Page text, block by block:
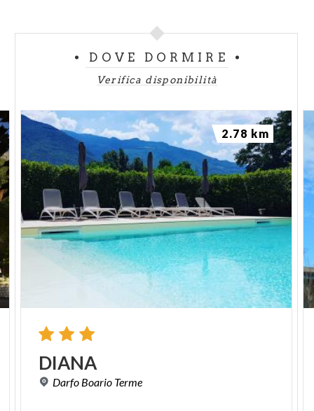
DOVE DORMIRE
Verifica disponibilità
DIANA
Darfo Boario Terme
2.78 km